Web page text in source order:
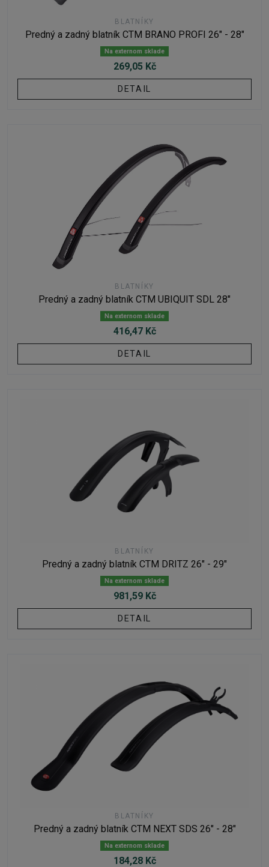
BLATNÍKY
Predný a zadný blatník CTM BRANO PROFI 26" - 28"
Na externom sklade
269,05 Kč
DETAIL
BLATNÍKY
Predný a zadný blatník CTM UBIQUIT SDL 28"
Na externom sklade
416,47 Kč
DETAIL
BLATNÍKY
Predný a zadný blatník CTM DRITZ 26" - 29"
Na externom sklade
981,59 Kč
DETAIL
BLATNÍKY
Predný a zadný blatník CTM NEXT SDS 26" - 28"
Na externom sklade
184,28 Kč